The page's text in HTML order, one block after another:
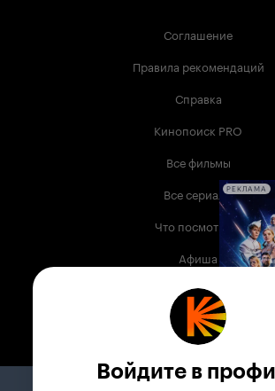
Соглашение
Правила рекомендаций
Справка
Кинопоиск PRO
Все фильмы
Все сериалы
Что посмотреть
Афиша
Музыка
Телепрограмма
Служба поддержки
РЕКЛАМА
Войдите в